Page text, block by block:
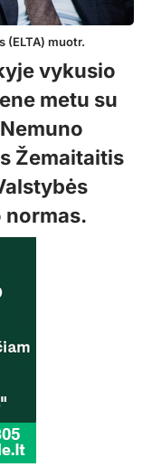
(ELTA) muotr.
vykusio
metu su
Žemaitaitis
normas.